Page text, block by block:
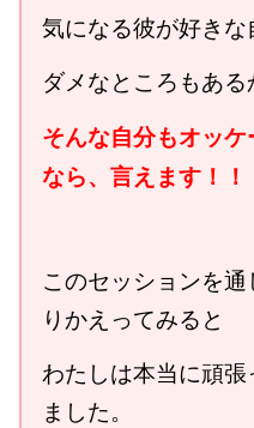
気になる彼が好きな
ダメなところもあ
そんな自分もオッ
なら、言えます！！
このセッションを
りかえってみると
わたしは本当に頑
ました。